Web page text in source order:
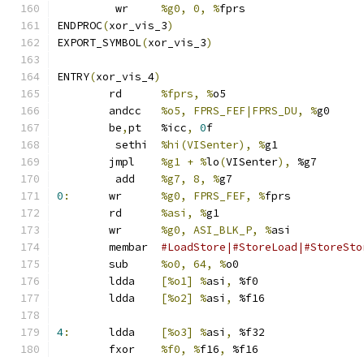
%g0, 0, %fprs
ENDPROC(xor_vis_3)
EXPORT_SYMBOL(xor_vis_3)
ENTRY(xor_vis_4)
%fprs, %o5
%o5, FPRS_FEF|FPRS_DU, %g0
	be
, pt	%icc, 0f
%hi(VISenter), %g1
%g1 + %lo(VISenter),
%g7
%g7, 8, %g7
0 : %g0, FPRS_FEF, %fprs
%asi, %g1
%g0, ASI_BLK_P, %asi
%o0, 64, %o0
[%o1] %asi ,
%f0
[%o2] %asi , %f16
4: [%o3] %asi ,
%f32
%f0, %f16,
%f16